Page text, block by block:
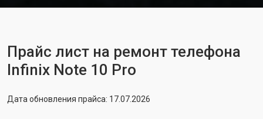
Прайс лист на ремонт телефона
Infinix Note 10 Pro
Дата обновления прайса: 17.07.2026